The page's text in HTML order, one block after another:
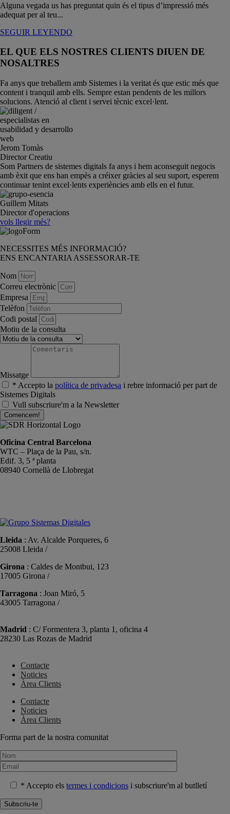
Alguna vegada us has preguntat quin és el tipus d’impressió més
adequat per al teu...
SEGUIR LEYENDO
EL QUE ELS NOSTRES CLIENTS DIUEN DE
NOSALTRES
Fa anys que treballem amb Sistemes i la veritat és que estic més que
content i tranquil amb ells. Sempre estan pendents de les millors
solucions. Atenció al client i servei tècnic excel·lent.
Jerom Tomàs
Director Creatiu
Som Partners de sistemes digitals fa anys i hem aconseguit negocis
amb èxit que ens han empès a créixer gràcies al seu suport, esperem
continuar tenint excel·lents experiències amb ells en el futur.
Guillem Mitats
Director d'operacions
vols llegir més?
NECESSITES MÉS INFORMACIÓ?
ENS ENCANTARIA ASSESSORAR-TE
Nom
Correu electrònic
Empresa
Telèfon
Codi postal
Motiu de la consulta
Missatge
* Accepto la política de privadesa i rebre informació per part de
Sistemes Digitals
Vull subscriure'm a la Newsletter
Comencem!
Oficina Central Barcelona
WTC – Plaça de la Pau, s/n.
Edif. 3, 5 ª planta
08940 Cornellà de Llobregat
Lleida : Av. Alcalde Porqueres, 6
25008 Lleida /
Girona : Caldes de Montbui, 123
17005 Girona /
Tarragona : Joan Miró, 5
43005 Tarragona /
Madrid : C/ Formentera 3, planta 1, oficina 4
28230 Las Rozas de Madrid
Contacte
Noticies
Àrea Clients
Contacte
Noticies
Àrea Clients
Forma part de la nostra comunitat
* Accepto els termes i condicions i subscriure'm al butlletí